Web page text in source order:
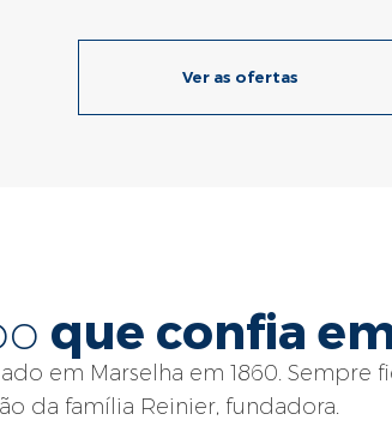
Ver as ofertas
que confia
em Marselha em 1860. Sempre
da família Reinier, fundadora.